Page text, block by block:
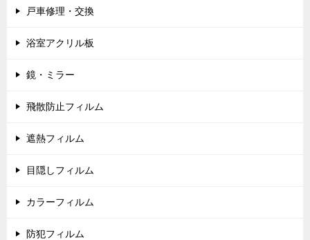
戸車修理・交換
浴室アクリル板
鏡・ミラー
飛散防止フィルム
遮熱フィルム
目隠しフィルム
カラーフィルム
防犯フィルム